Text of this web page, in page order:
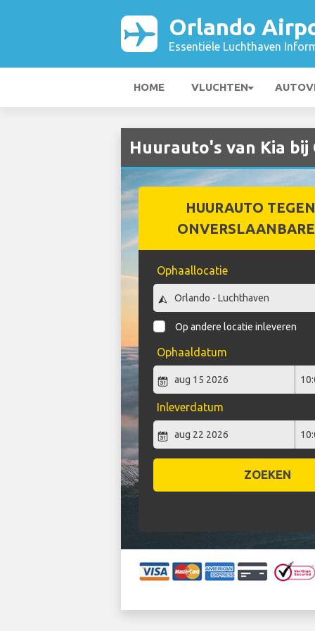
Orlando
Essentiële Luchthaven
HOME VLUCHTEN
Huurauto's van Kia
HUURAUTO
Ophaallocatie
Op andere locatie inleveren
Ophaaldatum
Inleverdatum
ZOEKEN